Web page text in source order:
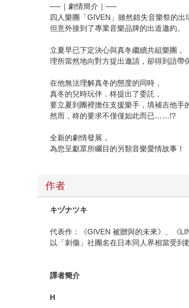
──｜劇情簡介｜──
四人樂團「GIVEN」雖然錯失音樂祭的出
但意外接到了專業音樂品牌的出道邀約。
立夏早已下定決心與真冬繼續共組樂團，
理所當然地向對方提出邀請，卻得到語帶
在他無法理解真冬的態度的同時，
真冬的兒時玩伴．柊提出了委託，
要立夏到團裡擔任支援樂手，填補吉他手
然而，柊的要求不僅僅如此而已……!?
全新的劇情發展，
為您呈獻眾所矚目的另類音樂愛情故事！
作者
キヅナツキ
代表作：《GIVEN 被贈與的未來》、《
以「刺傷」社團名在日本同人界相當受到
譯者簡介
H